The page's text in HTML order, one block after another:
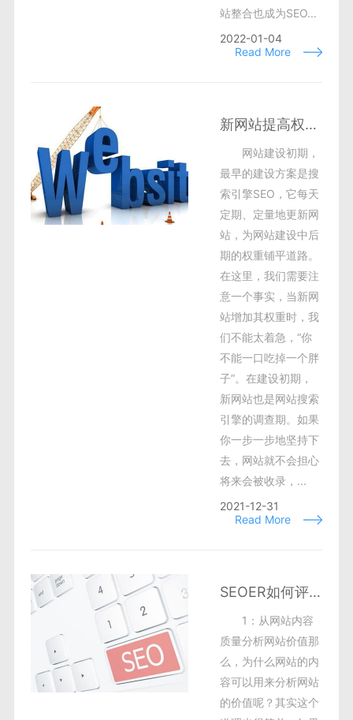
站整合也成为SEO...
2022-01-04
Read More
新网站提高权重，SEO再也承受不起伤害了！
网站建设初期，
最早的建设方案是搜
索引擎SEO，它每天
定期、定量地更新网
站，为网站建设中后
期的权重铺平道路。
在这里，我们需要注
意一个事实，当新网
站增加其权重时，我
们不能太着急，“你
不能一口吃掉一个胖
子”。在建设初期，
新网站也是网站搜索
引擎的调查期。如果
你一步一步地坚持下
去，网站就不会担心
将来会被收录，...
2021-12-31
Read More
SEOER如何评估网站的价值?
1：从网站内容
质量分析网站价值那
么，为什么网站的内
容可以用来分析网站
的价值呢？其实这个